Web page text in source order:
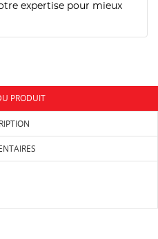
expertise pour mieux
PRODUIT